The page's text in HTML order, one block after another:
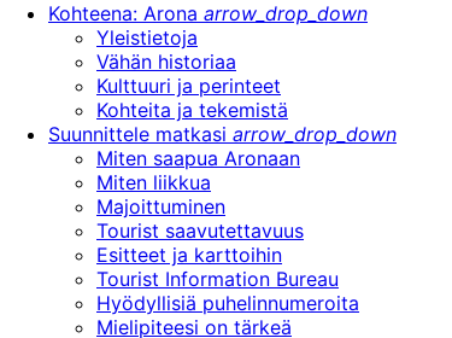
Kohteena: Arona arrow_drop_down
Yleistietoja
Vähän historiaa
Kulttuuri ja perinteet
Kohteita ja tekemistä
Suunnittele matkasi arrow_drop_down
Miten saapua Aronaan
Miten liikkua
Majoittuminen
Tourist saavutettavuus
Esitteet ja karttoihin
Tourist Information Bureau
Hyödyllisiä puhelinnumeroita
Mielipiteesi on tärkeä